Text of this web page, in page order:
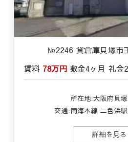
№2246 貸倉庫貝塚市
賃料 78万円 敷金4ヶ月 礼金
所在地:大阪府貝
交通:南海本線 二色浜
詳細を見る